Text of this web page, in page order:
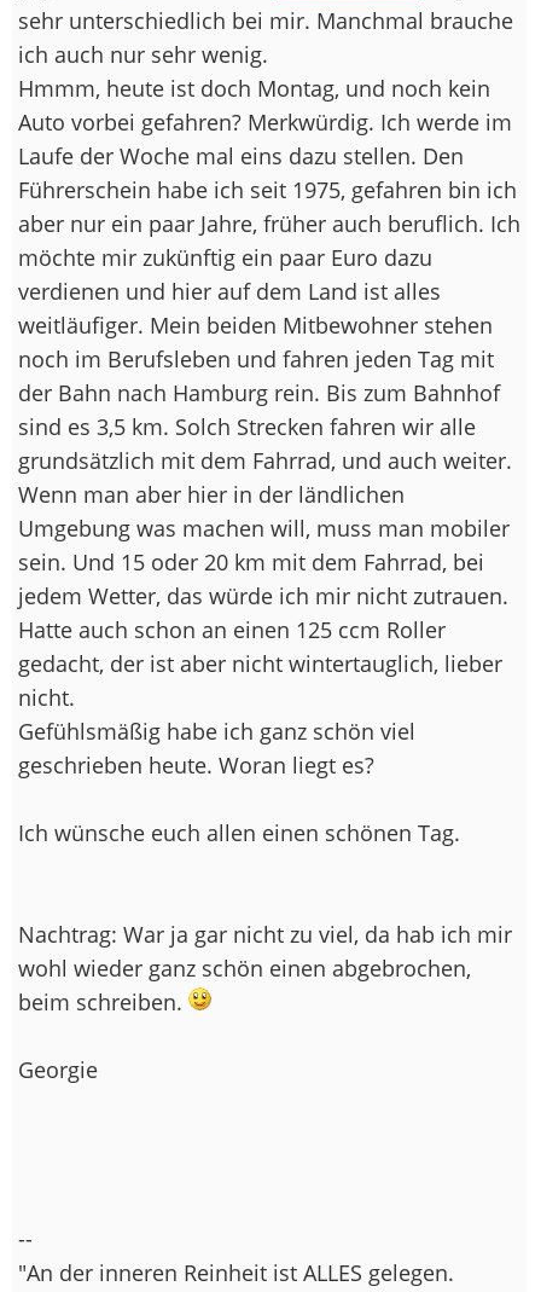
sehr unterschiedlich bei mir. Manchmal brauche
ich auch nur sehr wenig.
Hmmm, heute ist doch Montag, und noch kein
Auto vorbei gefahren? Merkwürdig. Ich werde im
Laufe der Woche mal eins dazu stellen. Den
Führerschein habe ich seit 1975, gefahren bin ich
aber nur ein paar Jahre, früher auch beruflich. Ich
möchte mir zukünftig ein paar Euro dazu
verdienen und hier auf dem Land ist alles
weitläufiger. Mein beiden Mitbewohner stehen
noch im Berufsleben und fahren jeden Tag mit
der Bahn nach Hamburg rein. Bis zum Bahnhof
sind es 3,5 km. Solch Strecken fahren wir alle
grundsätzlich mit dem Fahrrad, und auch weiter.
Wenn man aber hier in der ländlichen
Umgebung was machen will, muss man mobiler
sein. Und 15 oder 20 km mit dem Fahrrad, bei
jedem Wetter, das würde ich mir nicht zutrauen.
Hatte auch schon an einen 125 ccm Roller
gedacht, der ist aber nicht wintertauglich, lieber
nicht.
Gefühlsmäßig habe ich ganz schön viel
geschrieben heute. Woran liegt es?
Ich wünsche euch allen einen schönen Tag.
Nachtrag: War ja gar nicht zu viel, da hab ich mir
wohl wieder ganz schön einen abgebrochen,
beim schreiben.
Georgie
--
"An der inneren Reinheit ist ALLES gelegen.